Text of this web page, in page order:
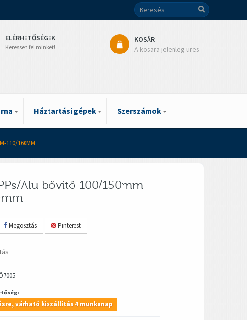
ELÉRHETŐSÉGEK
Keressen fel minket!
KOSÁR
A kosara jelenleg üres
Háztartási gépek Szerszámok
110/160MM
Alu bővítő 100/150mm-
Megosztás Pinterest
várható kiszállítás 4 munkanap